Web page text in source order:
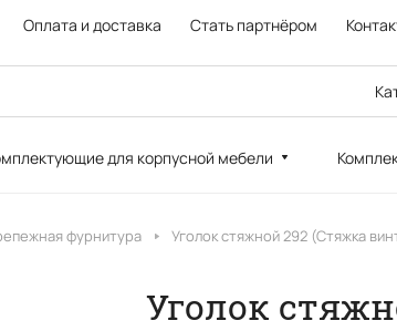
Оплата и доставка Стать партнёром
для корпусной мебели
фурнитура Уголок стяжной 292 (Стяжка
Уголок